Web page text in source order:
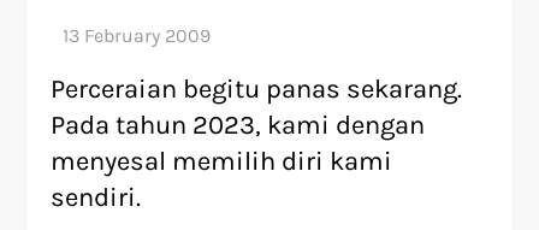
Perceraian begitu panas sekarang.
Pada tahun 2023, kami dengan
menyesal memilih diri kami
sendiri.